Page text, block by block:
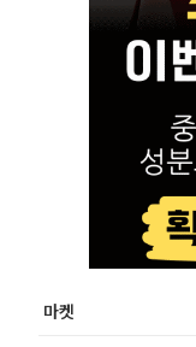
마켓